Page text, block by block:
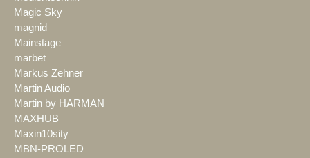
Magic Sky
magnid
Mainstage
marbet
Markus Zehner
Martin Audio
Martin by HARMAN
MAXHUB
Maxin10sity
MBN-PROLED